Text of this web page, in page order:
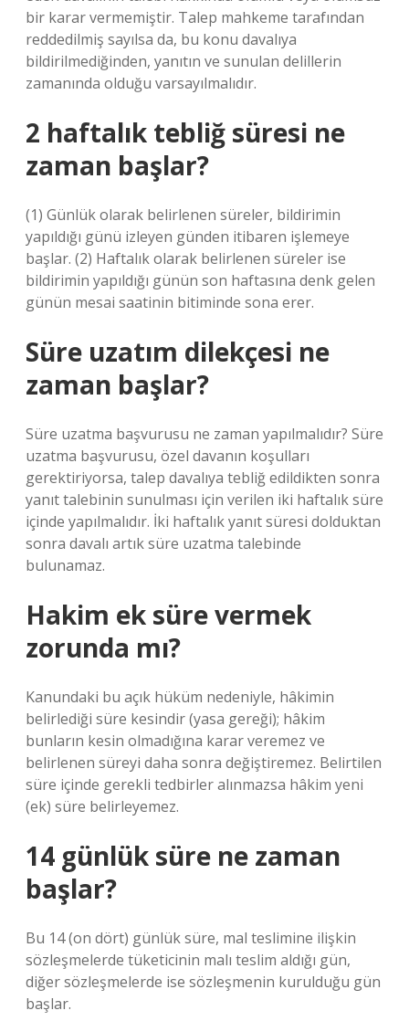
bir karar vermemiştir. Talep mahkeme tarafından
reddedilmiş sayılsa da, bu konu davalıya
bildirilmediğinden, yanıtın ve sunulan delillerin
zamanında olduğu varsayılmalıdır.
2 haftalık tebliğ süresi ne
zaman başlar?
(1) Günlük olarak belirlenen süreler, bildirimin
yapıldığı günü izleyen günden itibaren işlemeye
başlar. (2) Haftalık olarak belirlenen süreler ise
bildirimin yapıldığı günün son haftasına denk gelen
günün mesai saatinin bitiminde sona erer.
Süre uzatım dilekçesi ne
zaman başlar?
Süre uzatma başvurusu ne zaman yapılmalıdır? Süre
uzatma başvurusu, özel davanın koşulları
gerektiriyorsa, talep davalıya tebliğ edildikten sonra
yanıt talebinin sunulması için verilen iki haftalık süre
içinde yapılmalıdır. İki haftalık yanıt süresi dolduktan
sonra davalı artık süre uzatma talebinde
bulunamaz.
Hakim ek süre vermek
zorunda mı?
Kanundaki bu açık hüküm nedeniyle, hâkimin
belirlediği süre kesindir (yasa gereği); hâkim
bunların kesin olmadığına karar veremez ve
belirlenen süreyi daha sonra değiştiremez. Belirtilen
süre içinde gerekli tedbirler alınmazsa hâkim yeni
(ek) süre belirleyemez.
14 günlük süre ne zaman
başlar?
Bu 14 (on dört) günlük süre, mal teslimine ilişkin
sözleşmelerde tüketicinin malı teslim aldığı gün,
diğer sözleşmelerde ise sözleşmenin kurulduğu gün
başlar.